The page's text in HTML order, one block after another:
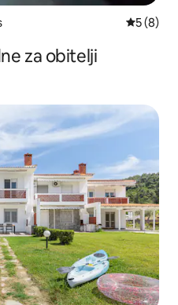
5 (8)
za obitelji